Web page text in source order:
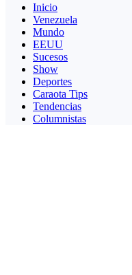
Inicio
Venezuela
Mundo
EEUU
Sucesos
Show
Deportes
Caraota Tips
Tendencias
Columnistas